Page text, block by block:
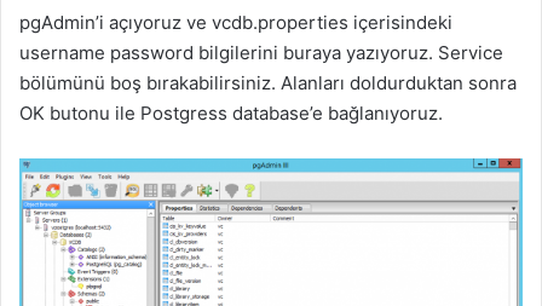
pgAdmin’i açıyoruz ve vcdb.properties içerisindeki
username password bilgilerini buraya yazıyoruz. Service
bölümünü boş bırakabilirsiniz. Alanları doldurduktan sonra
OK butonu ile Postgress database’e bağlanıyoruz.